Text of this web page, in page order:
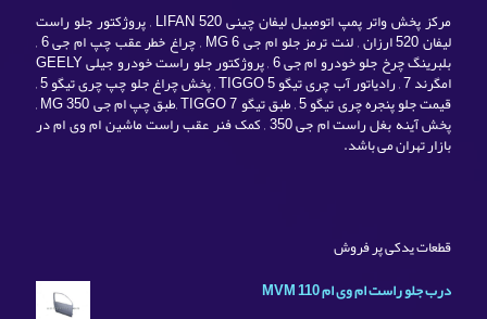
مرکز پخش واتر پمپ اتومبیل لیفان چینی LIFAN 520 , پروژکتور جلو راست
لیفان 520 ارزان , لنت ترمز جلو ام جی MG 6 , چراغ خطر عقب چپ ام جی 6 ,
بلبرینگ چرخ جلو خودرو ام جی 6 , پروژکتور جلو راست خودرو جیلی GEELY
امگرند 7 , رادیاتور آب چری تیگو TIGGO 5 , پخش چراغ جلو چپ چری تیگو 5 ,
قیمت جلو پنجره چری تیگو 5 , طبق تیگو TIGGO 7 ,طبق چپ ام جی MG 350 ,
پخش آینه بغل راست ام جی 350 , کمک فنر عقب راست ماشین ام وی ام در
بازار تهران می باشد.
قطعات یدکی پر فروش
درب جلو راست ام وی ام MVM 110